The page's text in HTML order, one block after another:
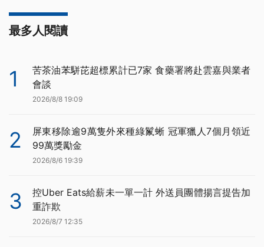
最多人閱讀
1
苦茶油苯駢芘超標累計已7家 食藥署將赴雲嘉與業者
會談
2026/8/8 19:09
2
屏東移除逾9萬隻外來種綠鬣蜥 冠軍獵人7個月領近
99萬獎勵金
2026/8/6 19:39
3
控Uber Eats給薪未一單一計 外送員團體揚言提告加
重詐欺
2026/8/7 12:35